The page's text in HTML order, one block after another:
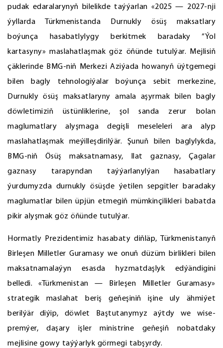
pudak edaralarynyň bilelikde taýýarlan «2025 — 2027-nji
ýyllarda Türkmenistanda Durnukly ösüş maksatlary
boýunça hasabatlylygy berkitmek baradaky “Ýol
kartasyny» maslahatlaşmak göz öňünde tutulýar. Mejlisiň
çäklerinde BMG-niň Merkezi Aziýada howanyň üýtgemegi
bilen bagly tehnologiýalar boýunça sebit merkezine,
Durnukly ösüş maksatlaryny amala aşyrmak bilen bagly
döwletimiziň üstünliklerine, şol sanda zerur bolan
maglumatlary alyşmaga degişli meseleleri ara alyp
maslahatlaşmak meýilleşdirilýär. Şunuň bilen baglylykda,
BMG-niň Ösüş maksatnamasy, Ilat gaznasy, Çagalar
gaznasy tarapyndan taýýarlanylýan hasabatlary
ýurdumyzda durnukly ösüşde ýetilen sepgitler baradaky
maglumatlar bilen üpjün etmegiň mümkinçilikleri babatda
pikir alyşmak göz öňünde tutulýar.
Hormatly Prezidentimiz hasabaty diňläp, Türkmenistanyň
Birleşen Milletler Guramasy we onuň düzüm birlikleri bilen
maksatnamalaýyn esasda hyzmatdaşlyk edýändigini
belledi. «Türkmenistan — Birleşen Milletler Guramasy»
strategik maslahat beriş geňeşiniň işine uly ähmiýet
berilýär diýip, döwlet Baştutanymyz aýtdy we wise-
premýer, daşary işler ministrine geňeşiň nobatdaky
mejlisine gowy taýýarlyk görmegi tabşyrdy.